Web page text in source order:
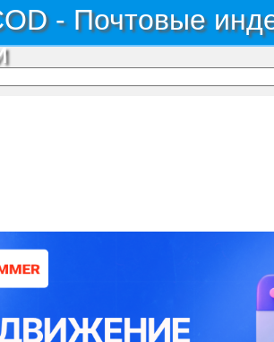
- Почтовые